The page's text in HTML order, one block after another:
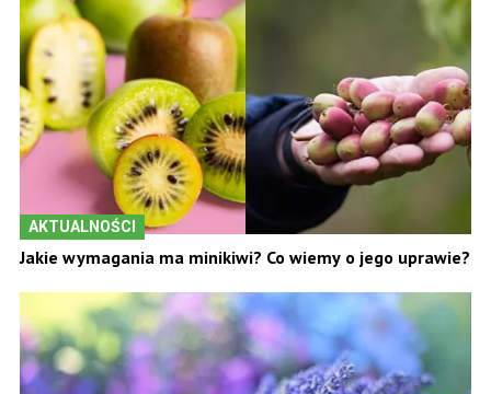
AKTUALNOŚCI
Jakie wymagania ma minikiwi? Co wiemy o jego uprawie?